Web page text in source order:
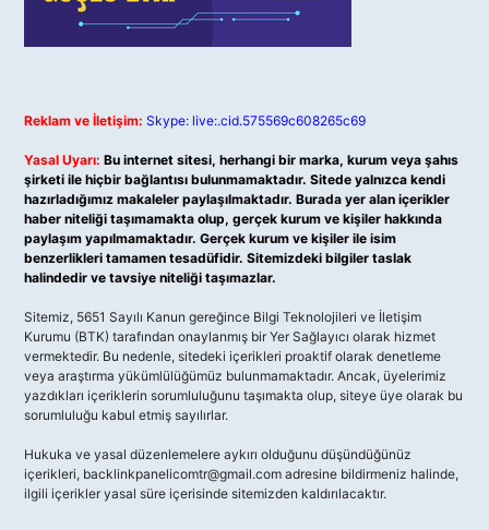
Reklam ve İletişim: Skype: live:.cid.575569c608265c69
Yasal Uyarı: Bu internet sitesi, herhangi bir marka, kurum veya şahıs
şirketi ile hiçbir bağlantısı bulunmamaktadır. Sitede yalnızca kendi
hazırladığımız makaleler paylaşılmaktadır. Burada yer alan içerikler
haber niteliği taşımamakta olup, gerçek kurum ve kişiler hakkında
paylaşım yapılmamaktadır. Gerçek kurum ve kişiler ile isim
benzerlikleri tamamen tesadüfidir. Sitemizdeki bilgiler taslak
halindedir ve tavsiye niteliği taşımazlar.
Sitemiz, 5651 Sayılı Kanun gereğince Bilgi Teknolojileri ve İletişim
Kurumu (BTK) tarafından onaylanmış bir Yer Sağlayıcı olarak hizmet
vermektedir. Bu nedenle, sitedeki içerikleri proaktif olarak denetleme
veya araştırma yükümlülüğümüz bulunmamaktadır. Ancak, üyelerimiz
yazdıkları içeriklerin sorumluluğunu taşımakta olup, siteye üye olarak bu
sorumluluğu kabul etmiş sayılırlar.
Hukuka ve yasal düzenlemelere aykırı olduğunu düşündüğünüz
içerikleri, backlinkpanelicomtr@gmail.com adresine bildirmeniz halinde,
ilgili içerikler yasal süre içerisinde sitemizden kaldırılacaktır.